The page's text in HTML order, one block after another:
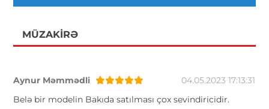
MÜZAKIRƏ
Aynur Məmmədli
04.05.2023 17:13:31
Belə bir modelin Bakıda satılması çox sevindiricidir.